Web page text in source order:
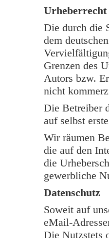
Urheberrecht
Die durch die
dem
Grenzen des
Autors bzw.
nicht
Die Betreiber
auf selbst
Wir räumen
die auf den
die
gewerbliche
Datenschutz
Soweit auf
eMail-
Die Nutzstets